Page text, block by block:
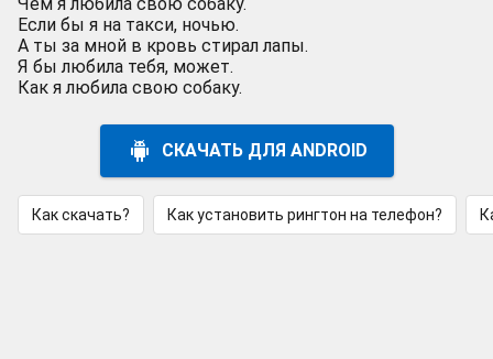
Если бы я на такси, ночью.
А ты за мной в кровь стирал лапы.
Я бы любила тебя, может.
Как я любила свою собаку.
СКАЧАТЬ ДЛЯ ANDROID
Как скачать? Как установить рингтон на телефон?